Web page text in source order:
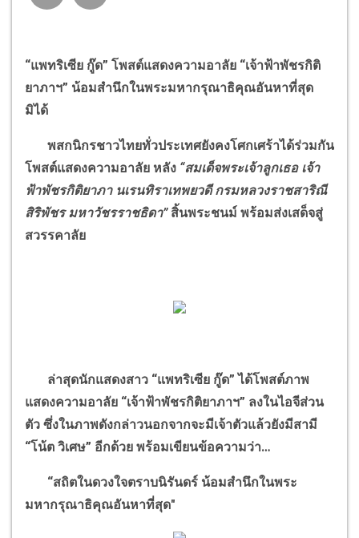
“แพทริเซีย กู๊ด” โพสต์แสดงความอาลัย “เจ้าฟ้าพัชรกิติ
ยาภาฯ” น้อมสำนึกในพระมหากรุณาธิคุณอันหาที่สุด
มิได้
พสกนิกรชาวไทยทั่วประเทศยังคงโศกเศร้าได้ร่วมกัน
โพสต์แสดงความอาลัย หลัง “สมเด็จพระเจ้าลูกเธอ เจ้า
ฟ้าพัชรกิติยาภา นเรนทิราเทพยวดี กรมหลวงราชสาริณี
สิริพัชร มหาวัชรราชธิดา”สิ้นพระชนม์ พร้อมส่งเสด็จสู่
สวรรคาลัย
ล่าสุดนักแสดงสาว “แพทริเซีย กู๊ด” ได้โพสต์ภาพ
แสดงความอาลัย “เจ้าฟ้าพัชรกิติยาภาฯ” ลงในไอจีส่วน
ตัว ซึ่งในภาพดังกล่าวนอกจากจะมีเจ้าตัวแล้วยังมีสามี
“โน้ต วิเศษ” อีกด้วย พร้อมเขียนข้อความว่า…
“สถิตในดวงใจตราบนิรันดร์ น้อมสำนึกในพระ
มหากรุณาธิคุณอันหาที่สุด"